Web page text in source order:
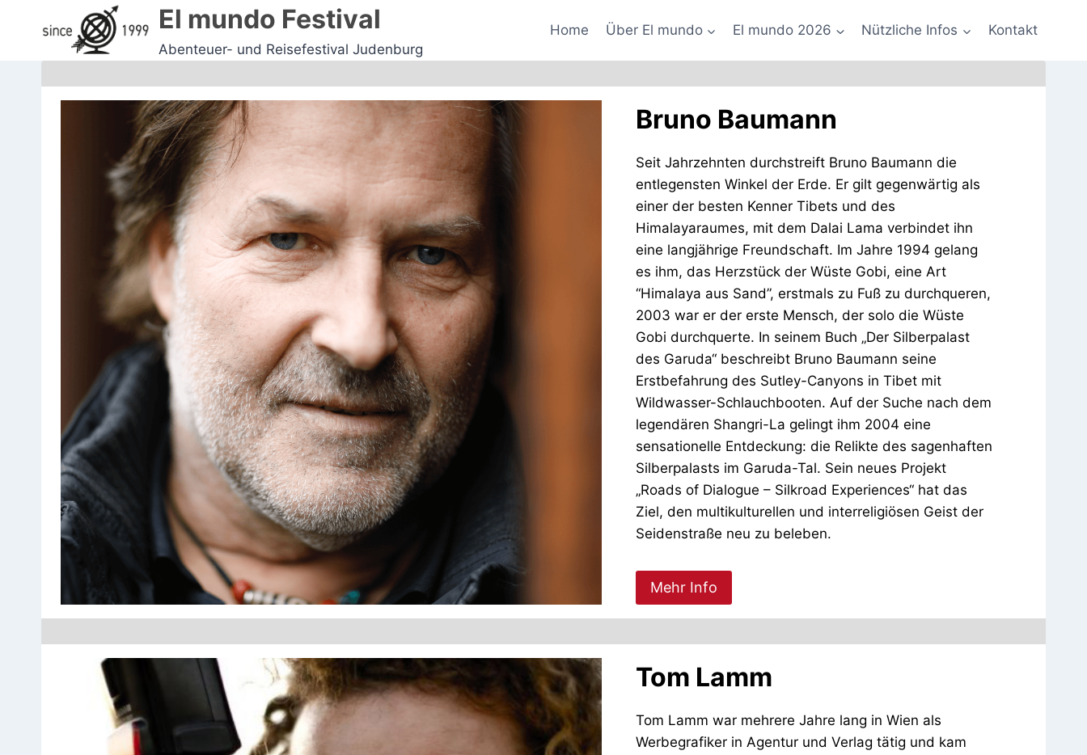
El mundo Festival
Abenteuer- und Reisefestival Judenburg
Home Über El mundo El mundo 2026 Nützliche Infos Kontakt
Bruno Baumann
Seit Jahrzehnten durchstreift Bruno Baumann die
entlegensten Winkel der Erde. Er gilt gegenwärtig als
einer der besten Kenner Tibets und des
Himalayaraumes, mit dem Dalai Lama verbindet ihn
eine langjährige Freundschaft. Im Jahre 1994 gelang
es ihm, das Herzstück der Wüste Gobi, eine Art
“Himalaya aus Sand”, erstmals zu Fuß zu durchqueren,
2003 war er der erste Mensch, der solo die Wüste
Gobi durchquerte. In seinem Buch „Der Silberpalast
des Garuda“ beschreibt Bruno Baumann seine
Erstbefahrung des Sutley-Canyons in Tibet mit
Wildwasser-Schlauchbooten. Auf der Suche nach dem
legendären Shangri-La gelingt ihm 2004 eine
sensationelle Entdeckung: die Relikte des sagenhaften
Silberpalasts im Garuda-Tal. Sein neues Projekt
„Roads of Dialogue – Silkroad Experiences“ hat das
Ziel, den multikulturellen und interreligiösen Geist der
Seidenstraße neu zu beleben.
Mehr Info
Tom Lamm
Tom Lamm war mehrere Jahre lang in Wien als
Werbegrafiker in Agentur und Verlag tätig und kam